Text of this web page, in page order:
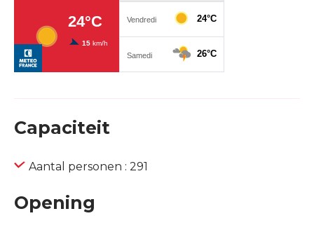
Capaciteit
Aantal personen : 291
Opening